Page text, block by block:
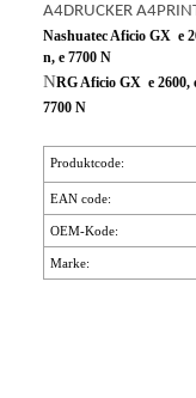
A4DRUCKER
Nashuatec Aficio GX e
n, e 7700 N
NRG Aficio GX e 2600,
7700 N
Produktcode:
EAN code:
OEM-Kode:
Marke: